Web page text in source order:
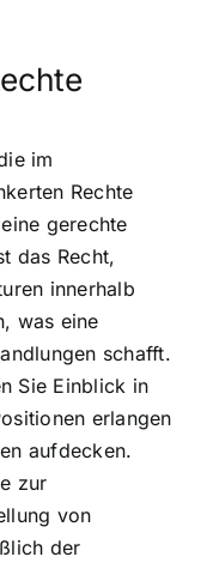
im
Rechte
gerechte
das Recht,
innerhalb
was eine
schafft.
Sie Einblick in
erlangen
aufdecken.
zur
von
der